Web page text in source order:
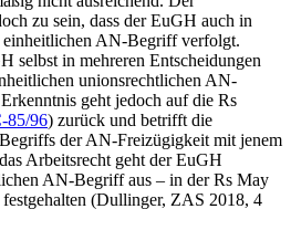
zu sein, dass der EuGH auch in
einheitlichen AN-Begriff verfolgt.
selbst in mehreren Entscheidungen
unionsrechtlichen AN-
geht jedoch auf die Rs
85/96) zurück und betrifft die
der AN-Freizügigkeit mit jenem
Arbeitsrecht geht der EuGH
AN-Begriff aus – in der Rs May
(Dullinger, ZAS 2018, 4